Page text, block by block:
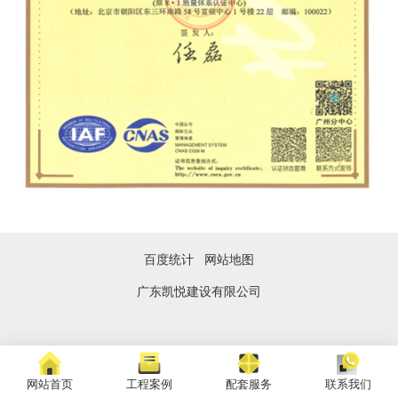
百度统计 网站地图
广东凯悦建设有限公司
网站首页 工程案例 配套服务 联系我们